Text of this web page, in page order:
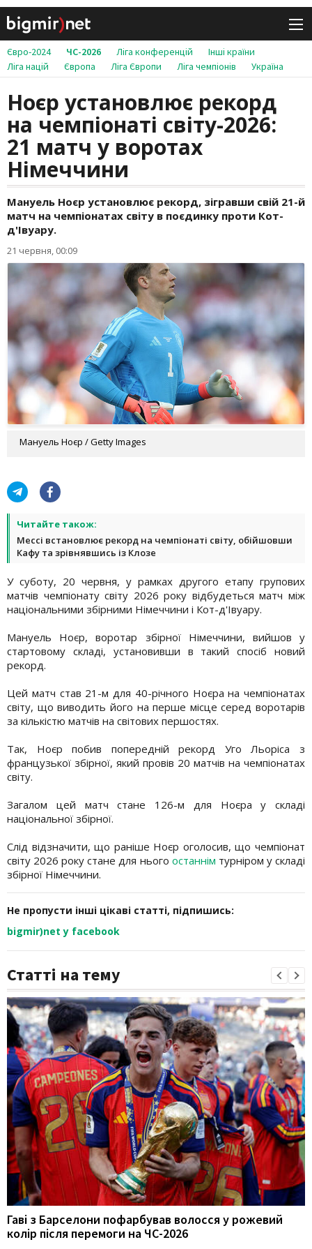
Євро-2024 ЧС-2026 Ліга конференцій
Інші країни
Ліга націй
Європа Ліга Європи Ліга чемпіонів Україна
Ноєр установлює рекорд
на чемпіонаті світу-2026:
21 матч у воротах
Німеччини
Мануель Ноєр установлює рекорд, зігравши свій 21-й
матч на чемпіонатах світу в поєдинку проти Кот-
д'Івуару.
21 червня, 00:09
Мануель Ноєр / Getty Images
Читайте також:
Мессі встановлює рекорд на чемпіонаті світу, обійшовши
Кафу та зрівнявшись із Клозе
У суботу, 20 червня, у рамках другого етапу групових
матчів чемпіонату світу 2026 року відбудеться матч між
національними збірними Німеччини і Кот-д'Івуару.
Мануель Ноєр, воротар збірної Німеччини, вийшов у
стартовому складі, установивши в такий спосіб новий
рекорд.
Цей матч став 21-м для 40-річного Ноєра на чемпіонатах
світу, що виводить його на перше місце серед воротарів
за кількістю матчів на світових першостях.
Так, Ноєр побив попередній рекорд Уго Льоріса з
французької збірної, який провів 20 матчів на чемпіонатах
світу.
Загалом цей матч стане 126-м для Ноєра у складі
національної збірної.
Слід відзначити, що раніше Ноєр оголосив, що чемпіонат
світу 2026 року стане для нього останнім турніром у складі
збірної Німеччини.
Не пропусти інші цікаві статті, підпишись:
bigmir)net у facebook
Статті на тему
Гаві з Барселони пофарбував волосся у рожевий
колір після перемоги на ЧС-2026